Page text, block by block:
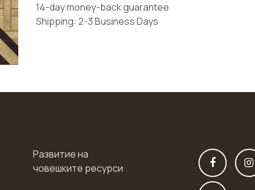
14-day money-back guarantee
Shipping: 2-3 Business Days
Развитие на
човешките ресурси